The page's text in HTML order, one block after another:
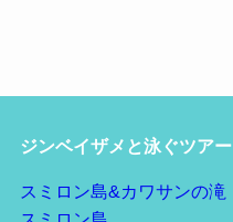
ジンベイザメと泳ぐツアー
スミロン島&カワサンの滝